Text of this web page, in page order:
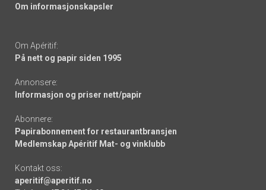
Om informasjonskapsler
Om Apéritif:
På nett og papir siden 1995
Annonsere:
Informasjon og priser nett/papir
Abonnere:
Papirabonnement for restaurantbransjen
Medlemskap Apéritif Mat- og vinklubb
Kontakt oss:
aperitif@aperitif.no